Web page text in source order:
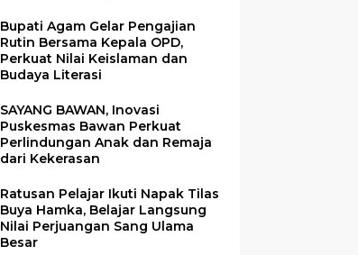
Bupati Agam Gelar Pengajian
Rutin Bersama Kepala OPD,
Perkuat Nilai Keislaman dan
Budaya Literasi
SAYANG BAWAN, Inovasi
Puskesmas Bawan Perkuat
Perlindungan Anak dan Remaja
dari Kekerasan
Ratusan Pelajar Ikuti Napak Tilas
Buya Hamka, Belajar Langsung
Nilai Perjuangan Sang Ulama
Besar